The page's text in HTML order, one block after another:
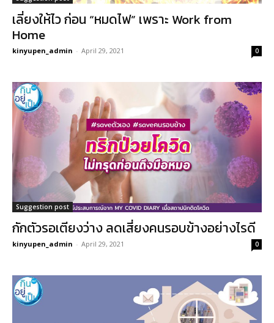
เลี่ยงให้ไว ก่อน “หมดไฟ” เพราะ Work from
Home
kinyupen_admin - April 29, 2021 0
Suggestion post
กักตัวรอเตียงว่าง ลดเสี่ยงคนรอบข้างอย่างไรดี
kinyupen_admin - April 29, 2021 0